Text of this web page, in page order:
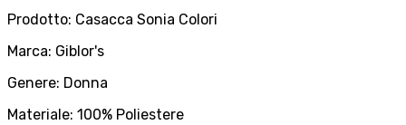
Prodotto: Casacca Sonia Colori
Marca: Giblor's
Genere: Donna
Materiale: 100% Poliestere